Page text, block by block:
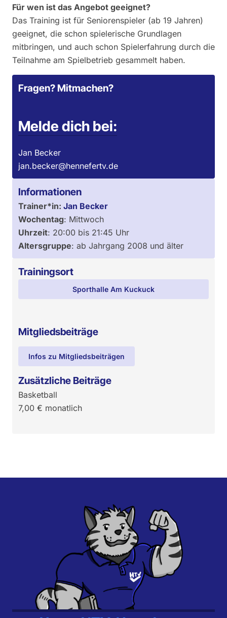
Für wen ist das Angebot geeignet?
Das Training ist für Seniorenspieler (ab 19 Jahren)
geeignet, die schon spielerische Grundlagen
mitbringen, und auch schon Spielerfahrung durch die
Teilnahme am Spielbetrieb gesammelt haben.
Fragen? Mitmachen?
Melde dich bei:
Jan Becker
jan.becker@hennefertv.de
Informationen
Trainer*in: Jan Becker
Wochentag: Mittwoch
Uhrzeit: 20:00 bis 21:45 Uhr
Altersgruppe: ab Jahrgang 2008 und älter
Trainingsort
Sporthalle Am Kuckuck
Mitgliedsbeiträge
Infos zu Mitgliedsbeiträgen
Zusätzliche Beiträge
Basketball
7,00 € monatlich